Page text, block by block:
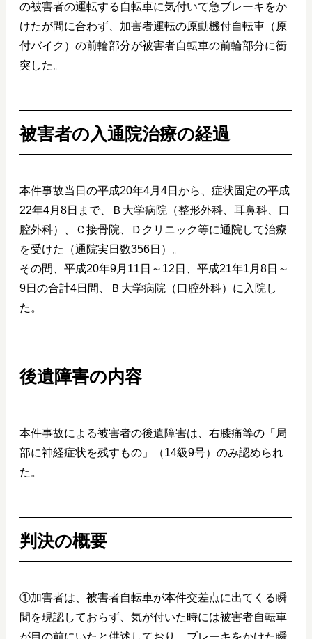
の被害者の運転する自転車に気付いて急ブレーキをか
けたが間に合わず、加害者運転の原動機付自転車（原
付バイク）の前輪部分が被害者自転車の前輪部分に衝
突した。
被害者の入通院治療の経過
本件事故当日の平成20年4月4日から、症状固定の平成
22年4月8日まで、Ｂ大学病院（整形外科、耳鼻科、口
腔外科）、Ｃ接骨院、Ｄクリニック等に通院して治療
を受けた（通院実日数356日）。
その間、平成20年9月11日～12日、平成21年1月8日～
9日の合計4日間、Ｂ大学病院（口腔外科）に入院し
た。
後遺障害の内容
本件事故による被害者の後遺障害は、右膝痛等の「局
部に神経症状を残すもの」（14級9号）のみ認められ
た。
判決の概要
①加害者は、被害者自転車が本件交差点に出てくる瞬
間を現認しておらず、気が付いた時には被害者自転車
が目の前にいたと供述しており、ブレーキをかけた瞬